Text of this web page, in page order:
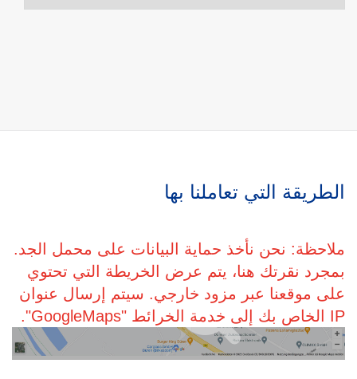
الطريقة التي تعاملنا بها
ملاحظة: نحن نأخذ حماية البيانات على محمل الجد.
بمجرد نقرتك هنا، يتم عرض الخريطة التي تحتوي
على موقعنا عبر مزود خارجي. سيتم إرسال عنوان
IP الخاص بك إلى خدمة الخرائط "GoogleMaps".